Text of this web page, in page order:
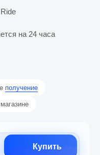
на 24 часа
получение
Купить